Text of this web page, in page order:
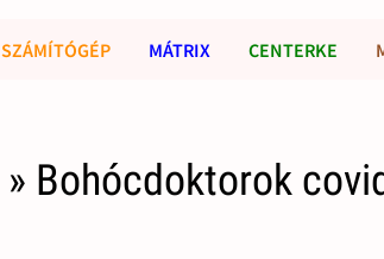
SZÁMÍTÓGÉP MÁTRIX CENTERKE
» Bohócdoktorok